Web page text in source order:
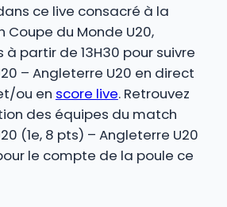
ce live consacré à la
du Monde U20,
à partir de 13H30 pour suivre
– Angleterre U20 en direct
ou en score live. Retrouvez
des équipes du match
(1e, 8 pts) – Angleterre U20
le compte de la poule ce